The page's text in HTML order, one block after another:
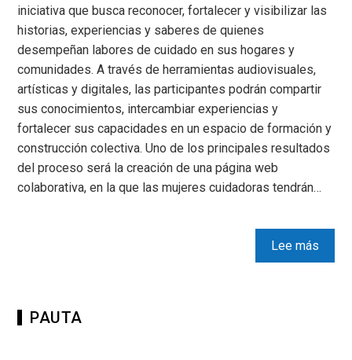
iniciativa que busca reconocer, fortalecer y visibilizar las
historias, experiencias y saberes de quienes
desempeñan labores de cuidado en sus hogares y
comunidades. A través de herramientas audiovisuales,
artísticas y digitales, las participantes podrán compartir
sus conocimientos, intercambiar experiencias y
fortalecer sus capacidades en un espacio de formación y
construcción colectiva. Uno de los principales resultados
del proceso será la creación de una página web
colaborativa, en la que las mujeres cuidadoras tendrán…
Lee más
PAUTA